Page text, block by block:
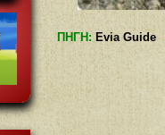
ΠΗΓΗ: Evia Guide